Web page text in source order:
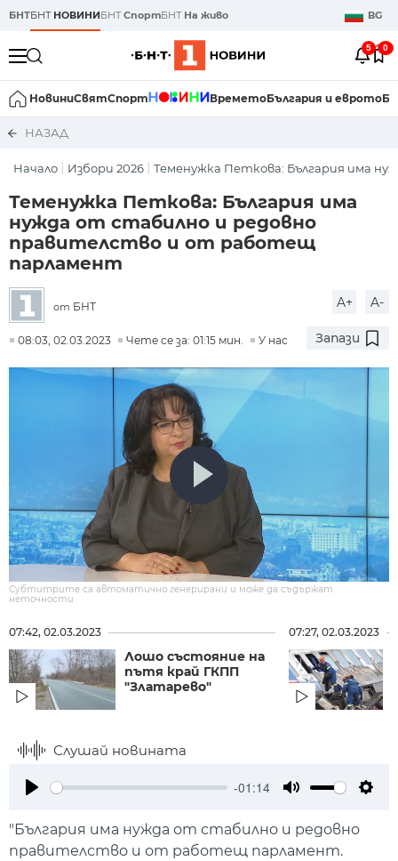
БНТБНТ НОВИНИБНТСпортБНТ На живо BG
5 0
НовиниСвятСпорт ВреметоБългария и еврото
НАЗАД
Начало Избори 2026 Теменужка Петкова: България има
Теменужка Петкова: България има
нужда от стабилно и редовно
правителство и от работещ
парламент
от БНТ A+ A-
08:03, 02.03.2023 Чете се за: 01:15 мин. У нас Запази
Субтитрите са автоматично генерирани и може да съдържат
неточности.
07:42, 02.03.2023
Лошо състояние на
пътя край ГКПП
"Златарево"
07:27, 02.03.2023
Слушай новината
-01:14
"България има нужда от стабилно и редовно
правителство и от работещ парламент.